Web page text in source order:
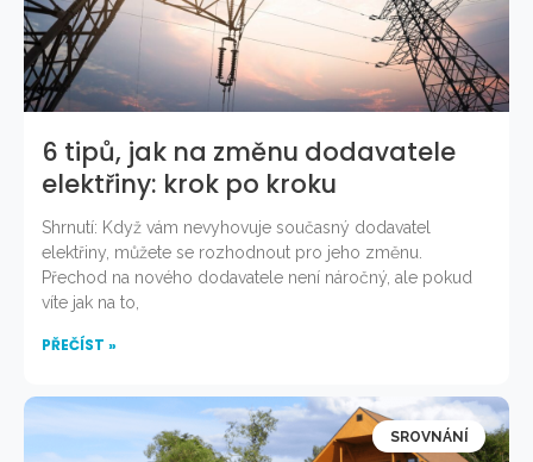
6 tipů, jak na změnu dodavatele
elektřiny: krok po kroku
Shrnutí: Když vám nevyhovuje současný dodavatel
elektřiny, můžete se rozhodnout pro jeho změnu.
Přechod na nového dodavatele není náročný, ale pokud
víte jak na to,
PŘEČÍST »
SROVNÁNÍ